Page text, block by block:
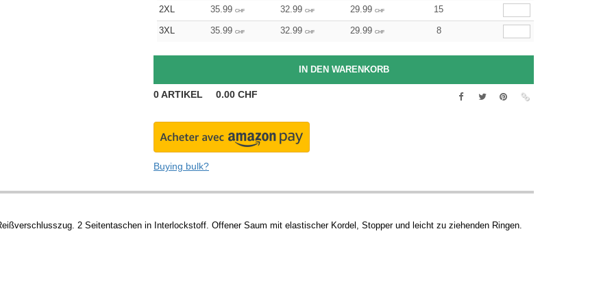
2XL 35.99 CHF 32.99 CHF 29.99 CHF 15
3XL 35.99 CHF 32.99 CHF 29.99 CHF 8
0ARTIKEL 0.00 CHF
Buying bulk?
2 Seitentaschen in Interlockstoff. Offener Saum mit elastischer Kordel, Stopper und leicht zu ziehenden Ringen.